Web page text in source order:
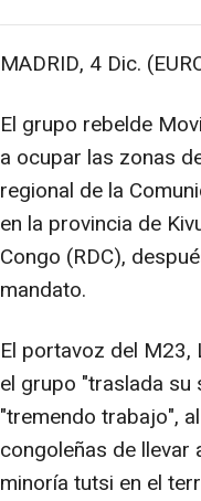
MADRID, 4 Dic.
El grupo rebelde
a ocupar las zonas
regional de la
en la provincia de
Congo (RDC),
mandato.
El portavoz del M23,
el grupo "traslada
"tremendo trabajo",
congoleñas de llevar
minoría tutsi en el